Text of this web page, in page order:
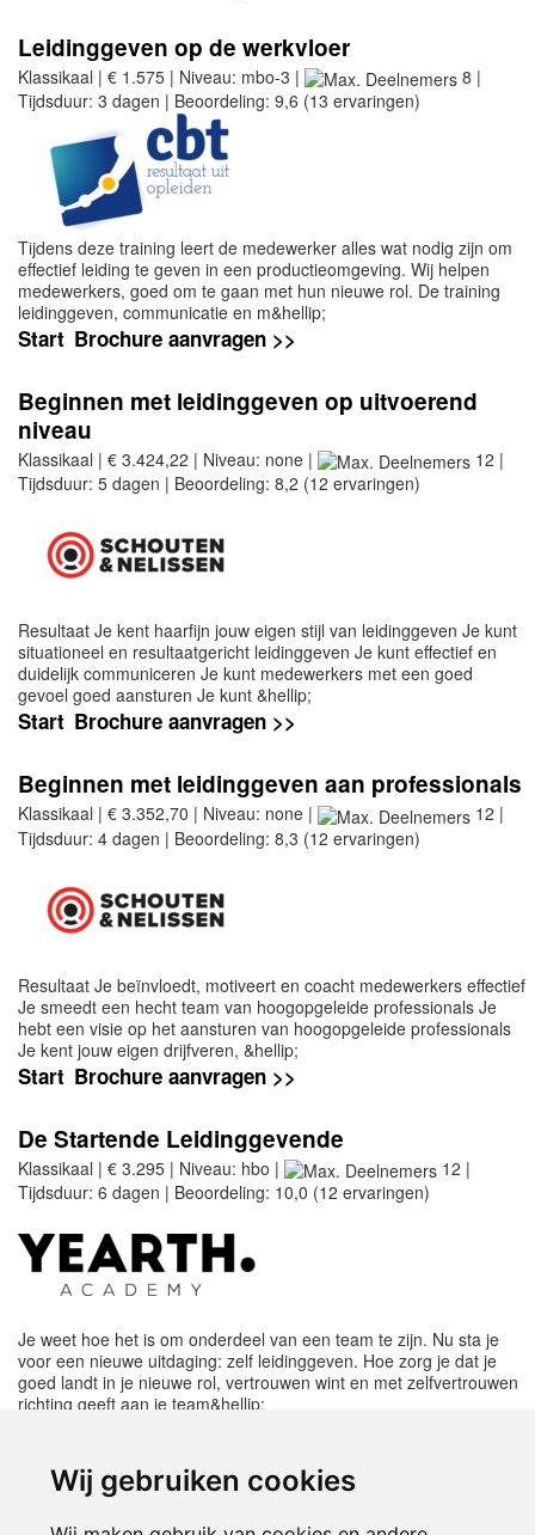
Wij gebruiken cookies
Leidinggeven op de werkvloer
Klassikaal | € 1.575 | Niveau: mbo-3 |
8 |
Tijdsduur: 3 dagen | Beoordeling: 9,6 (13 ervaringen)
Tijdens deze training leert de medewerker alles wat nodig zijn om
effectief leiding te geven in een productieomgeving. Wij helpen
medewerkers, goed om te gaan met hun nieuwe rol. De training
leidinggeven, communicatie en m&hellip;
Start Brochure aanvragen >>
Beginnen met leidinggeven op uitvoerend
niveau
Klassikaal | € 3.424,22 | Niveau: none |
12 |
Tijdsduur: 5 dagen | Beoordeling: 8,2 (12 ervaringen)
Resultaat Je kent haarfijn jouw eigen stijl van leidinggeven Je kunt
situationeel en resultaatgericht leidinggeven Je kunt effectief en
duidelijk communiceren Je kunt medewerkers met een goed
gevoel goed aansturen Je kunt &hellip;
Start Brochure aanvragen >>
Beginnen met leidinggeven aan professionals
Klassikaal | € 3.352,70 | Niveau: none |
12 |
Tijdsduur: 4 dagen | Beoordeling: 8,3 (12 ervaringen)
Resultaat Je beïnvloedt, motiveert en coacht medewerkers effectief
Je smeedt een hecht team van hoogopgeleide professionals Je
hebt een visie op het aansturen van hoogopgeleide professionals
Je kent jouw eigen drijfveren, &hellip;
Start Brochure aanvragen >>
De Startende Leidinggevende
Klassikaal | € 3.295 | Niveau: hbo |
12 |
Tijdsduur: 6 dagen | Beoordeling: 10,0 (12 ervaringen)
Je weet hoe het is om onderdeel van een team te zijn. Nu sta je
voor een nieuwe uitdaging: zelf leidinggeven. Hoe zorg je dat je
goed landt in je nieuwe rol, vertrouwen wint en met zelfvertrouwen
richting geeft aan je team&hellip;